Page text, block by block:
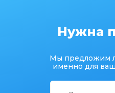
Нужна
Мы предложим
именно для